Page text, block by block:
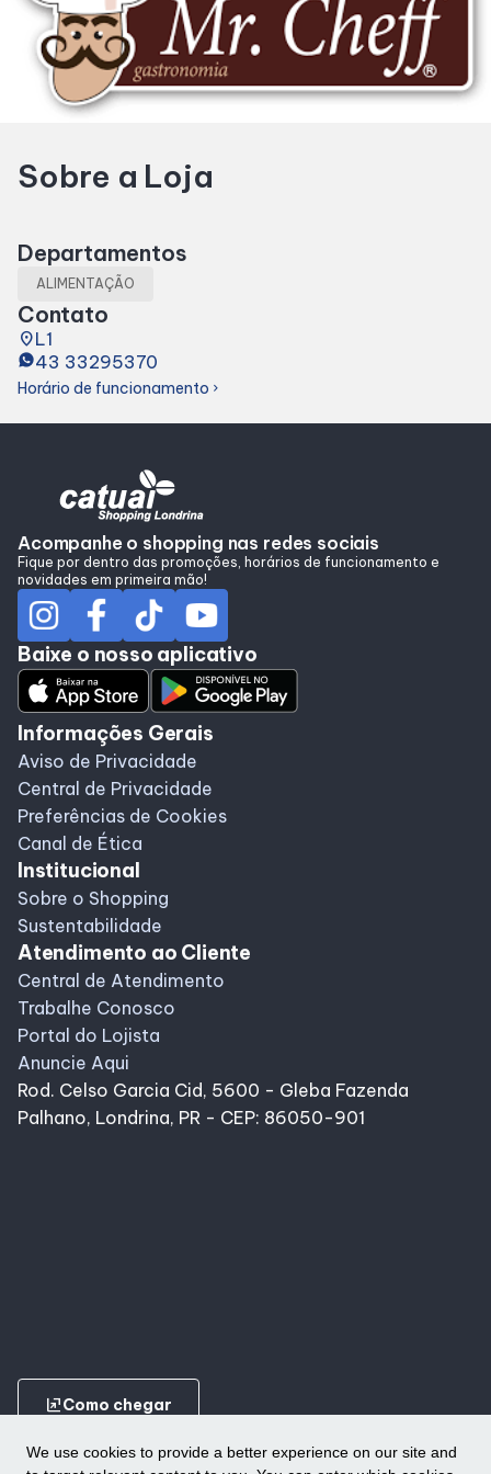
We use cookies to provide a better experience on our site and
Horários
Entretenimento
Cinema
Fique por Dentro
Lojas e Restaurantes
Alimentação
Programa de Benefícios
Sobre a Loja
Departamentos
ALIMENTAÇÃO
Contato
placeL1
43 33295370
Horário de funcionamento chevron_right
Acompanhe o shopping nas redes sociais
Fique por dentro das promoções, horários de funcionamento e
novidades em primeira mão!
Baixe o nosso aplicativo
Informações Gerais
Aviso de Privacidade
Central de Privacidade
Preferências de Cookies
Canal de Ética
Institucional
Sobre o Shopping
Sustentabilidade
Atendimento ao Cliente
Central de Atendimento
Trabalhe Conosco
Portal do Lojista
Anuncie Aqui
Rod. Celso Garcia Cid, 5600 - Gleba Fazenda
Palhano, Londrina, PR - CEP: 86050-901
ungroupComo chegar